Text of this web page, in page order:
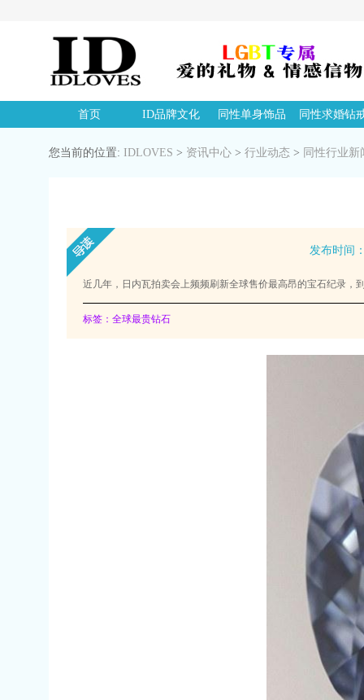
首页 ID品牌文化 同性单身饰品 同性求婚钻
您当前的位置: IDLOVES > 资讯中心 > 行业动态 > 同性行业新
发布时间
近几年，日内瓦拍卖会上频频刷新全球售价最高昂的宝石纪录，
标签：全球最贵钻石